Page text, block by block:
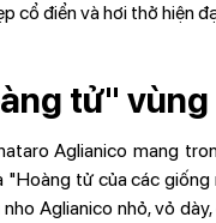
cổ điển và hơi thở hiện
tử"
Aglianico mang
tử của các giống
Aglianico nhỏ, vỏ